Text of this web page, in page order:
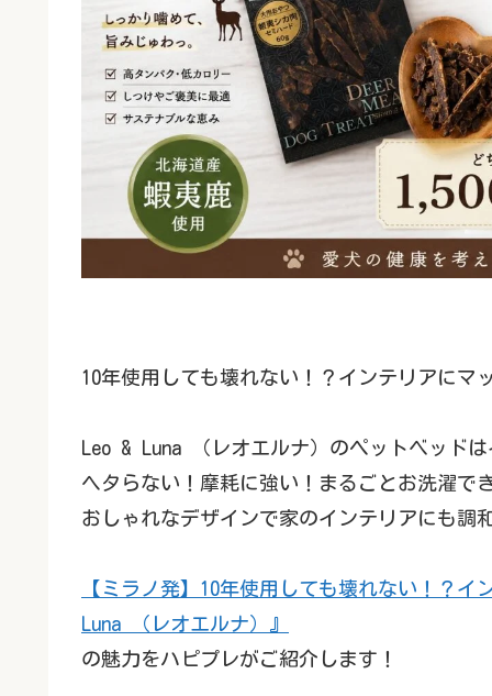
10年使用しても壊れない！？インテリアにマ
Leo & Luna （レオエルナ）のペットベッド
ヘタらない！摩耗に強い！まるごとお洗濯で
おしゃれなデザインで家のインテリアにも調
【ミラノ発】10年使用しても壊れない！？
Luna （レオエルナ）』
の魅力をハピプレがご紹介します！